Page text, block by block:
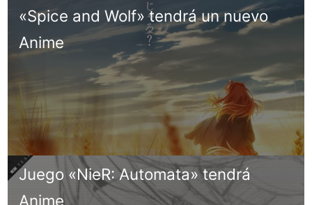
«Spice and Wolf» tendrá un nuevo
Anime
Juego «NieR: Automata» tendrá
Anime